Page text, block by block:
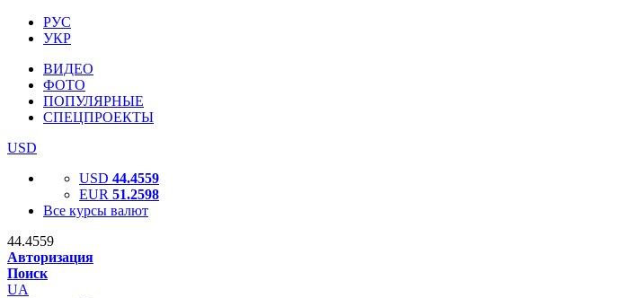
РУС
УКР
ВИДЕО
ФОТО
ПОПУЛЯРНЫЕ
СПЕЦПРОЕКТЫ
USD
USD 44.4559
EUR 51.2598
Все курсы валют
44.4559
Авторизация
Поиск
UA